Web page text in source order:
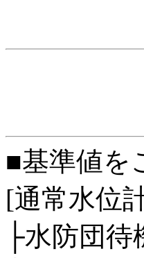
■基準値を
[通常水位
├水防団待